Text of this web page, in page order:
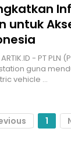
untuk
ARTIK.ID - PT
guna
vehicle …
1